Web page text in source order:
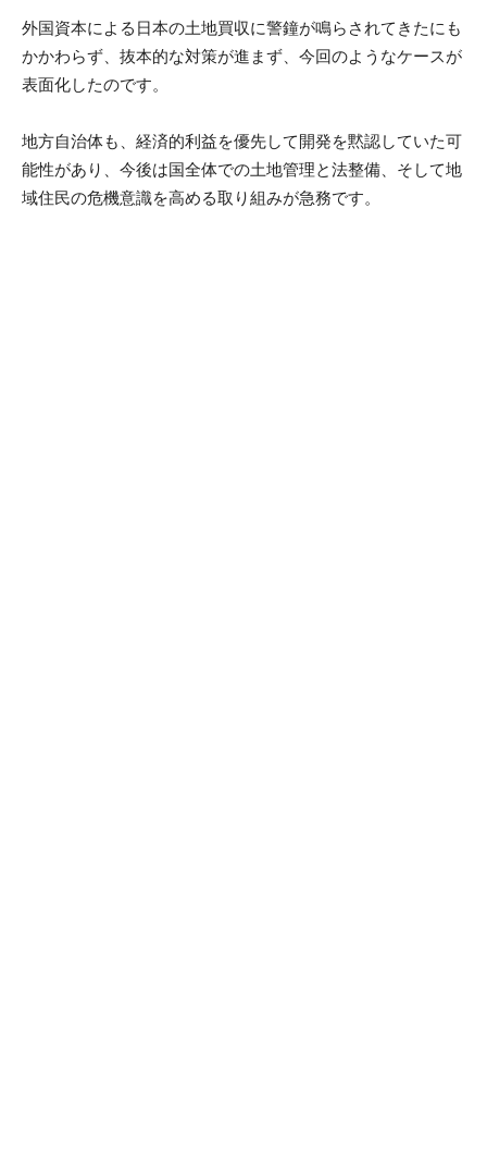
外国資本による日本の土地買収に警鐘が鳴らされてきたにも
かかわらず、抜本的な対策が進まず、今回のようなケースが
表面化したのです。
地方自治体も、経済的利益を優先して開発を黙認していた可
能性があり、今後は国全体での土地管理と法整備、そして地
域住民の危機意識を高める取り組みが急務です。